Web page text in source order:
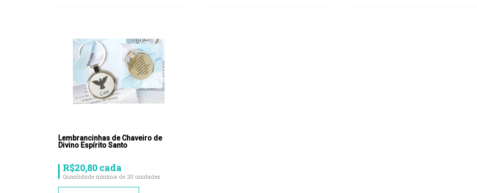
Lembrancinhas de Chaveiro de
Divino Espírito Santo
R$20,80 cada
Quantidade mínima de 20 unidades